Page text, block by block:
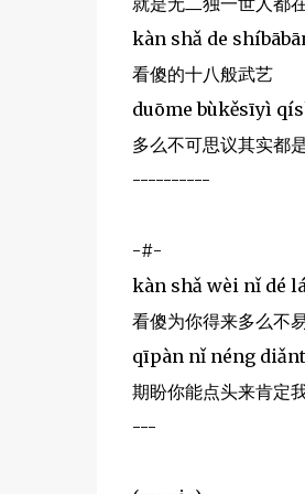
kàn shǎ de
看傻的十八般武艺
duōme bùkěsīyì
多么不可思议其实都
----------
-#-
kàn shǎ wèi nǐ dé
看傻为你得来多么不
qīpàn nǐ néng
期盼你能点头来肯定
---